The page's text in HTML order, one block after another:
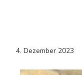
4. Dezember 2023